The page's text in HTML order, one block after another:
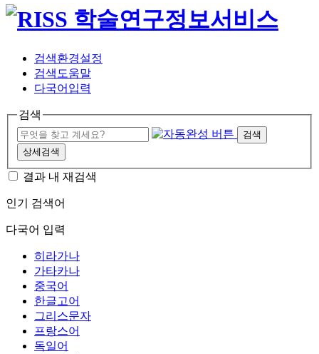
검색환경설정
검색도움말
다국어입력
검색
검색
상세검색
결과 내 재검색
인기 검색어
다국어 입력
히라가나
가타카나
중국어
한글고어
그리스문자
프랑스어
독일어